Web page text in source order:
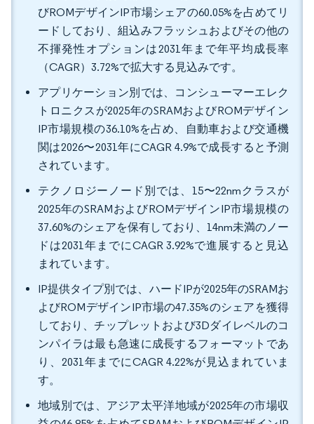
びROMデザインIP市場シェアの60.05%を占めてリ
ードしており、組込みフラッシュおよびその他の
不揮発性オプションは2031年まで年平均成長率
（CAGR）3.72%で拡大する見込みです。
アプリケーション別では、コンシューマーエレク
トロニクスが2025年のSRAMおよびROMデザイン
IP市場規模の36.10%を占め、自動車および交通機
関は2026〜2031年にCAGR 4.9%で成長すると予測
されています。
テクノロジーノード別では、15〜22nmクラスが
2025年のSRAMおよびROMデザインIP市場規模の
37.60%のシェアを保有しており、14nm未満のノー
ドは2031年までにCAGR 3.92%で進展すると見込
まれています。
IP提供タイプ別では、ハードIPが2025年のSRAMお
よびROMデザインIP市場の47.35%のシェアを獲得
しており、チップレットおよび3Dダイレベルのコ
ンパイラは最も急速に成長するフォーマットであ
り、2031年までにCAGR 4.22%が見込まれていま
す。
地域別では、アジア太平洋地域が2025年の市場収